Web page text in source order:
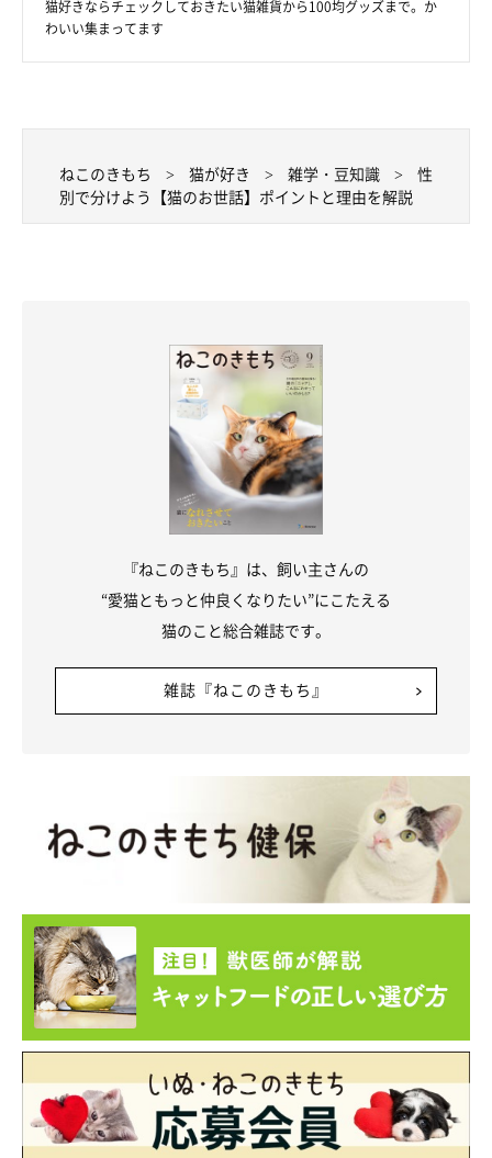
オスには運動量の多い遊びを
全身の筋肉が発達しているオスは、運動量の多い遊びを好む傾向
があります。おもちゃへの好奇心も旺盛なので、遊びの時間も長
を確保してあげると、健康的な体を維持できます。
メスにはこまめなブラッシングをしてあげよう
出産や子育てをするメスは、自分の健康管理を大切にする傾向が
あります。毛づくろいをまめに行って血行を促したり、体を清潔
に保とうとしたりと、体のメンテナンスを欠かしません。飼い主
猫好きならチェックしておきたい猫雑貨から100均グッズまで。か
わいい集まってます
ねこのきもち 猫が好き 雑学・豆知識
性
別で分けよう【猫のお世話】ポイントと理由を解説
『ねこのきもち』は、飼い主さんの
“愛猫ともっと仲良くなりたい”にこたえる
猫のこと総合雑誌です。
雑誌『ねこのきもち』